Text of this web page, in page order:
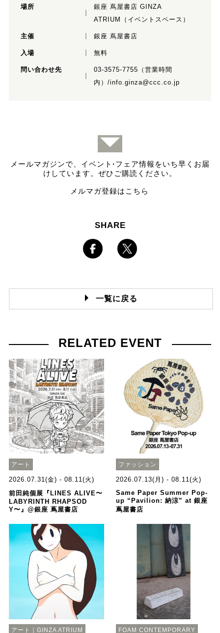
場所
銀座 蔦屋書店 GINZA
ATRIUM（イベントスペース）
主催 銀座 蔦屋書店
入場 無料
問い合わせ先
03-3575-7755（営業時間
内）/info.ginza@ccc.co.jp
メールマガジンで、イベント ·フェア情報をいち早くお届
けしています。ぜひご購読ください。
メルマガ登録はこちら
SHARE
一覧に戻る
RELATED EVENT
アート
2026.07.31(金) - 08.11(火)
前田純個展『LINES ALIVE〜
LABYRINTH RHAPSOD
Y〜』@銀座 蔦屋書店
ファッション
2026.07.13(月) - 08.11(火)
Same Paper Summer Pop-
up “Pavilion: 納涼” at 銀座
蔦屋書店
アート｜GINZA ATRIUM FOAM CONTEMPORARY